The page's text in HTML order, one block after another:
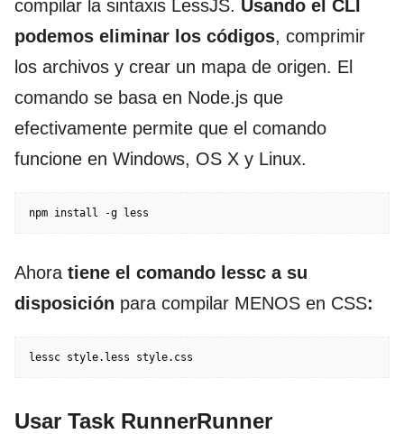
compilar la sintaxis LessJS. Usando el CLI
podemos eliminar los códigos, comprimir
los archivos y crear un mapa de origen. El
comando se basa en Node.js que
efectivamente permite que el comando
funcione en Windows, OS X y Linux.
npm install -g less
Ahora tiene el comando lessc a su
disposición para compilar MENOS en CSS:
lessc style.less style.css
Usar Task RunnerRunner